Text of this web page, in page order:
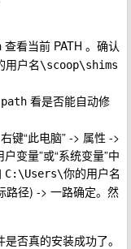
查看当前 PATH 。确认
用户名\scoop\shims
看是否能自动修
键“此电脑” -> 属性 ->
变量”或“系统变量”中
C:\Users\你的用户名
路径) -> 一路确定。然
是否真的安装成功了。